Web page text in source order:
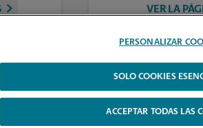
VER LA
PERSONALIZAR
SOLO COOKIES
ACCEPTAR TODAS LAS